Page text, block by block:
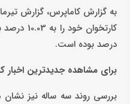
به گزارش کاماپرس، گزارش
درصد بوده است.
برای مشاهده جدیدترین